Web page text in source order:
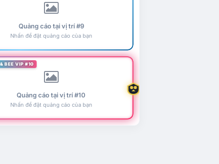
Quảng cáo tại vị trí #9
Nhấn để đặt quảng cáo của bạn
BEE VIP #10
Quảng cáo tại vị trí #10
Nhấn để đặt quảng cáo của bạn